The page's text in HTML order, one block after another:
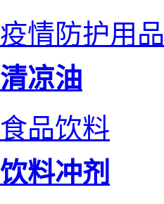
疫情防护用品
清凉油
食品饮料
饮料冲剂